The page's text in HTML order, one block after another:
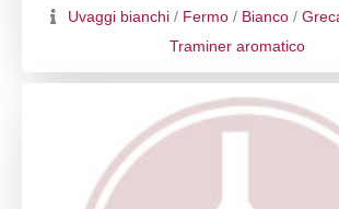
Uvaggi bianchi / Fermo / Bianco /
Traminer aromatico